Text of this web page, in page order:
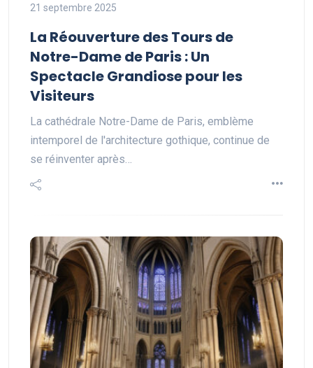
21 septembre 2025
La Réouverture des Tours de
Notre-Dame de Paris : Un
Spectacle Grandiose pour les
Visiteurs
La cathédrale Notre-Dame de Paris, emblème
intemporel de l'architecture gothique, continue de
se réinventer après…